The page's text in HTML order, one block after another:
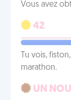
Vous avez
42
Tu vois,
marathon.
UN